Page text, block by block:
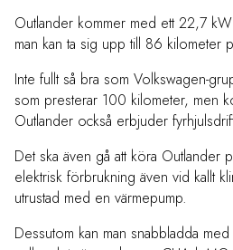
Outlander kommer med ett 22,7
man kan ta sig upp till 86 kilometer
Inte fullt så bra som Volkswagen-
som presterar 100 kilometer, men
Outlander också erbjuder
Det ska även gå att köra Outlander
elektrisk förbrukning även vid kallt
utrustad med en värmepump.
Dessutom kan man snabbladda